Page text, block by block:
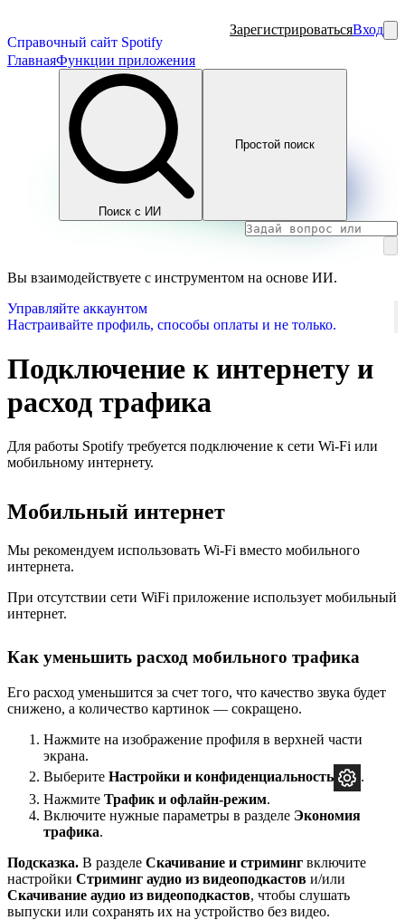
Справочный сайт Spotify
ЗарегистрироватьсяВход
ГлавнаяФункции приложения
Поиск с ИИ
Простой поиск
Вы взаимодействуете с инструментом на основе ИИ.
Управляйте аккаунтом
Настраивайте профиль, способы оплаты и не только.
Подключение к интернету и
расход трафика
Для работы Spotify требуется подключение к сети Wi-Fi или
мобильному интернету.
Мобильный интернет
Мы рекомендуем использовать Wi-Fi вместо мобильного
интернета.
При отсутствии сети WiFi приложение использует мобильный
интернет.
Как уменьшить расход мобильного трафика
Его расход уменьшится за счет того, что качество звука будет
снижено, а количество картинок — сокращено.
Нажмите на изображение профиля в верхней части
экрана.
Выберите Настройки и конфиденциальность
.
Нажмите Трафик и офлайн-режим.
Включите нужные параметры в разделе Экономия
трафика.
Подсказка. В разделе Скачивание и стриминг включите
настройки Стриминг аудио из видеоподкастов и/или
Скачивание аудио из видеоподкастов, чтобы слушать
выпуски или сохранять их на устройство без видео.